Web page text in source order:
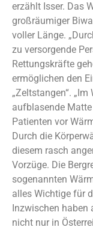
erzählt Isser. Das
großräumiger
voller Länge.
zu versorgende
Rettungskräfte
ermöglichen den
„Zeltstangen“.
aufblasende
Patienten vor
Durch die
diesem rasch
Vorzüge. Die
sogenannten
alles Wichtige für
Inzwischen haben
nicht nur in